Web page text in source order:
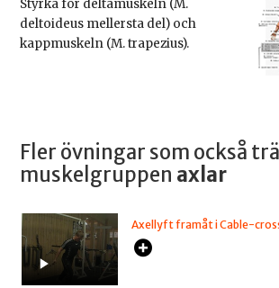
Styrka för deltamuskeln (M.
deltoideus mellersta del) och
kappmuskeln (M. trapezius).
Fler övningar som också
muskelgruppen axlar
Axellyft framåt i Cable-